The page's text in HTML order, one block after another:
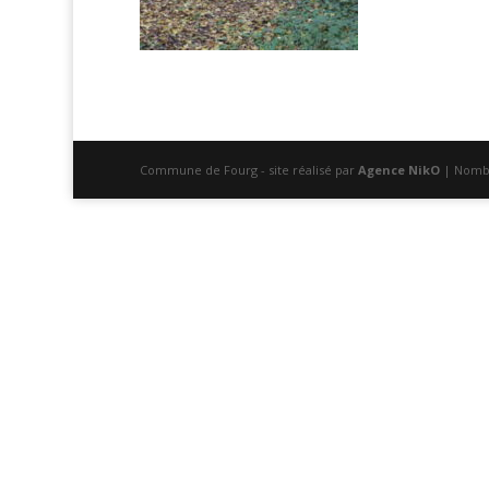
Commune de Fourg - site réalisé par Agence NikO|